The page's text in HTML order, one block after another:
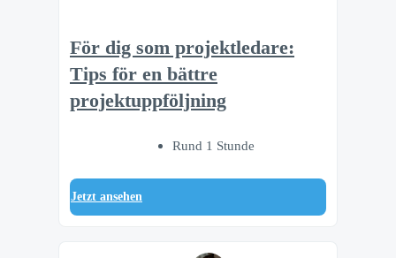
För dig som projektledare:
Tips för en bättre
projektuppföljning
Rund 1 Stunde
Jetzt ansehen